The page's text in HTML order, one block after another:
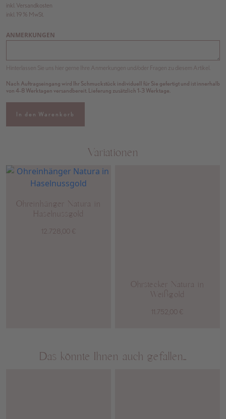
inkl. Versandkosten
inkl. 19 % MwSt.
ANMERKUNGEN
Hinterlassen Sie uns hier gerne Ihre Anmerkungen und/oder Fragen zu diesem Artikel.
Nach Auftragseingang wird Ihr Schmuckstück individuell für Sie gefertigt und ist innerhalb
von 4-8 Werktagen versandbereit. Lieferung zusätzlich 1-3 Werktage.
In den Warenkorb
Variationen
Ohreinhänger Natura in
Haselnussgold
12.728,00 €
Ohrstecker Natura in
Weißgold
11.752,00 €
Das könnte Ihnen auch gefallen…